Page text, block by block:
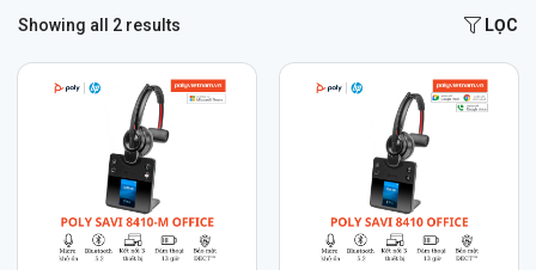
Showing all 2 results LỌC